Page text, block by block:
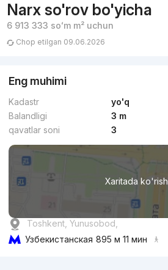
Narx so'rov bo'yicha
6 913 333 soʻmm² uchun
Chop etilgan 09.06.2026
Eng muhimi
Kadastr
yo'q
Balandligi
3 m
qavatlar soni
3
Xaritada ko'rish
Toshkent, Yunusobod,
Узбекистанская 895 м 11 мин